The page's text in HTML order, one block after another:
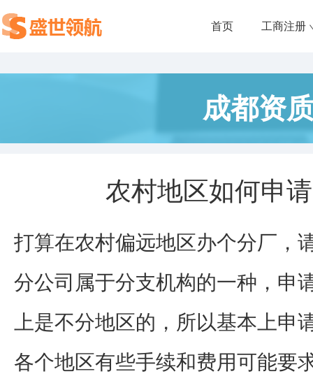
首页 工商注册
成都资
农村地区如何申
打算在农村偏远地区办个分厂，
分公司属于分支机构的一种，申
上是不分地区的，所以基本上申
各个地区有些手续和费用可能要